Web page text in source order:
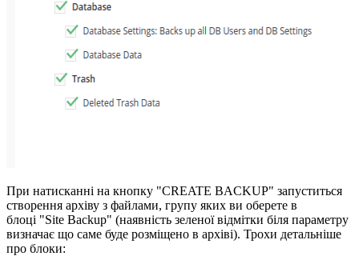
При натисканні на кнопку "CREATE BACKUP" запуститься
створення архіву з файлами, групу яких ви оберете в
блоці "Site Backup" (наявність зеленої відмітки біля параметру
визначає що саме буде розміщено в архіві). Трохи детальніше
про блоки: